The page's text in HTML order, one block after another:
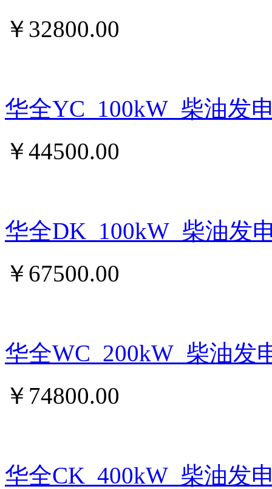
￥ 32800.00
华全YC_100kW_柴油发
￥44500.00
华全DK_100kW_柴油发
￥ 67500.00
华全WC_200kW_柴油发
￥ 74800.00
华全CK_400kW_柴油发